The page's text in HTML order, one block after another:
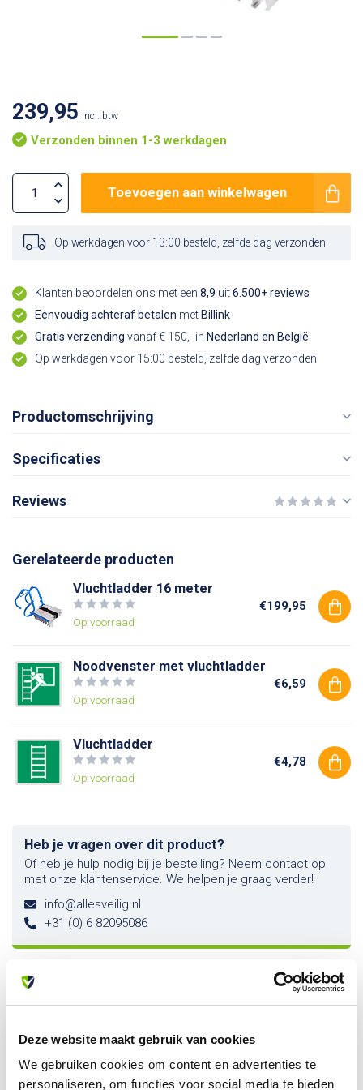
Deze website maakt gebruik van cookies
We gebruiken cookies om content en advertenties te
personaliseren, om functies voor social media te bieden
239,95 Incl. btw
Verzonden binnen 1-3 werkdagen
Toevoegen aan winkelwagen
Op werkdagen voor 13:00 besteld, zelfde dag verzonden
Klanten beoordelen ons met een 8,9 uit6.500+ reviews
Eenvoudig achteraf betalen met Billink
Gratis verzending vanaf € 150,- in Nederland en België
Op werkdagen voor 15:00 besteld, zelfde dag verzonden
Productomschrijving
Specificaties
Reviews
Gerelateerde producten
Vluchtladder 16 meter
Op voorraad
€199,95
Noodvenster met vluchtladder
Op voorraad
€6,59
Vluchtladder
Op voorraad
€4,78
Heb je vragen over dit product?
Of heb je hulp nodig bij je bestelling? Neem contact op
met onze klantenservice. We helpen je graag verder!
info@allesveilig.nl
+31 (0) 6 82095086